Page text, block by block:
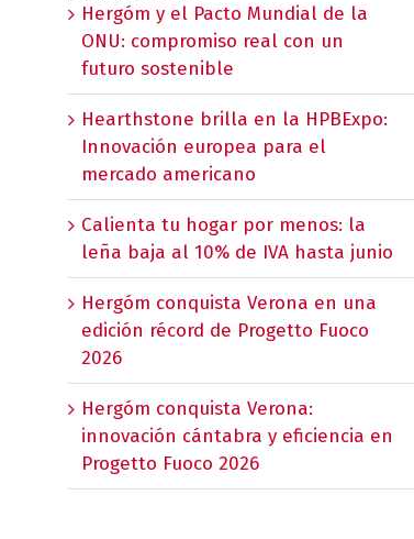
Hergóm y el Pacto Mundial de la
ONU: compromiso real con un
futuro sostenible
Hearthstone brilla en la HPBExpo:
Innovación europea para el
mercado americano
Calienta tu hogar por menos: la
leña baja al 10% de IVA hasta junio
Hergóm conquista Verona en una
edición récord de Progetto Fuoco
2026
Hergóm conquista Verona:
innovación cántabra y eficiencia en
Progetto Fuoco 2026